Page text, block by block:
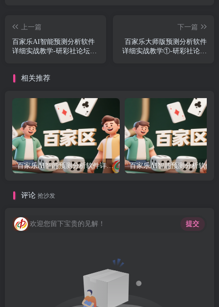
上一篇
百家乐AI智能预测分析软件
详细实战教学-研彩社论坛出
下一篇
百家乐大师版预测分析软件
详细实战教学①-研彩社论坛
相关推荐
百家乐AI智能预测分析软件详细实战教学②-研彩社论坛出品
评论 抢沙发
欢迎您留下宝贵的见解！ 提交